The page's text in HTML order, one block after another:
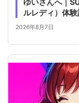
ルレディ）体
2026年8月7日